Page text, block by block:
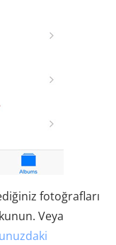
fotoğrafları
Veya